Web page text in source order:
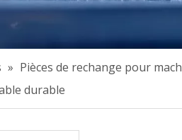
» Pièces de rechange pour
durable